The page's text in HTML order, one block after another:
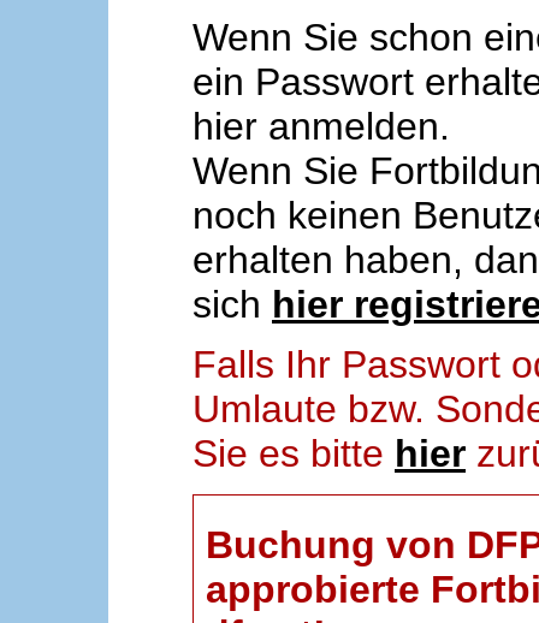
Wenn Sie schon
ein Passwort
hier anmelden.
Wenn Sie
noch keinen
erhalten haben,
sich hier
Falls Ihr Passwort
Umlaute bzw.
Sie es bitte hier
Buchung von
approbierte